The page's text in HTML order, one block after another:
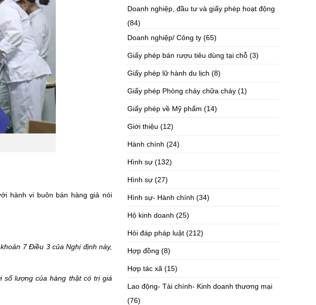
hành vi buôn bán hàng giả nói
7 Điều 3 của Nghị định này,
số lượng của hàng thật có trị giá
Doanh nghiệp, đầu tư và giấy phép hoạt động
(84)
Doanh nghiệp/ Công ty (65)
Giấy phép bán rượu tiêu dùng tại chỗ (3)
Giấy phép lữ hành du lịch (8)
Giấy phép Phòng cháy chữa cháy (1)
Giấy phép về Mỹ phẩm (14)
Giới thiệu (12)
Hành chính (24)
Hình sự (132)
Hình sự (27)
Hình sự- Hành chính (34)
Hộ kinh doanh (25)
Hỏi đáp pháp luật (212)
Hợp đồng (8)
Hợp tác xã (15)
Lao động- Tài chính- Kinh doanh thương mại
(76)